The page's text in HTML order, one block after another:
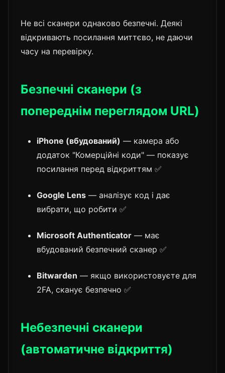
Не всі сканери однаково безпечні. Деякі
відкривають посилання миттєво, не даючи
часу на перевірку.
Безпечні сканери (з
попереднім переглядом URL)
iPhone (вбудований) — камера або
додаток "Комерційні коди" — показує
посилання перед відкриттям ✅
Google Lens — аналізує код і дає
вибрати, що робити ✅
Microsoft Authenticator — має
вбудований безпечний сканер ✅
Bitwarden — якщо використовуєте для
2FA, сканує безпечно ✅
Небезпечні сканери
(автоматичне відкриття)